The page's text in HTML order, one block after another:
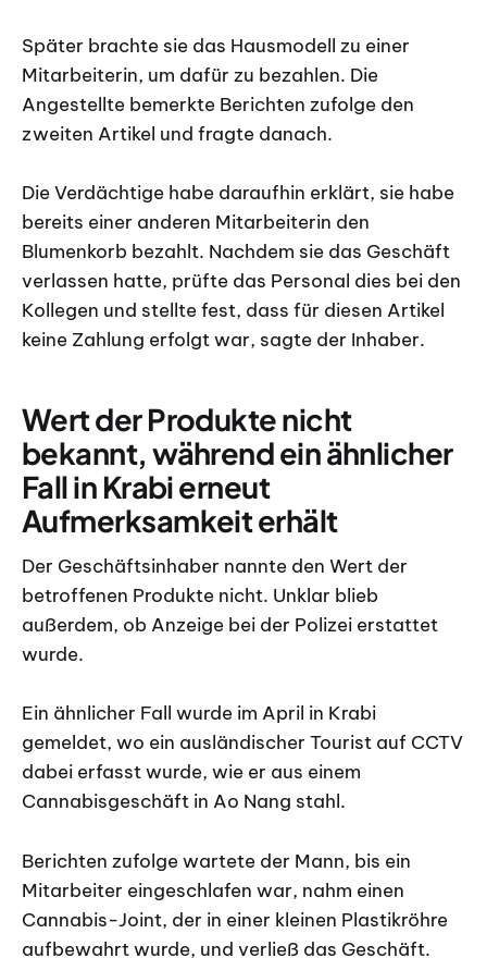
Später brachte sie das Hausmodell zu einer
Mitarbeiterin, um dafür zu bezahlen. Die
Angestellte bemerkte Berichten zufolge den
zweiten Artikel und fragte danach.
Die Verdächtige habe daraufhin erklärt, sie habe
bereits einer anderen Mitarbeiterin den
Blumenkorb bezahlt. Nachdem sie das Geschäft
verlassen hatte, prüfte das Personal dies bei den
Kollegen und stellte fest, dass für diesen Artikel
keine Zahlung erfolgt war, sagte der Inhaber.
Wert der Produkte nicht
bekannt, während ein ähnlicher
Fall in Krabi erneut
Aufmerksamkeit erhält
Der Geschäftsinhaber nannte den Wert der
betroffenen Produkte nicht. Unklar blieb
außerdem, ob Anzeige bei der Polizei erstattet
wurde.
Ein ähnlicher Fall wurde im April in Krabi
gemeldet, wo ein ausländischer Tourist auf CCTV
dabei erfasst wurde, wie er aus einem
Cannabisgeschäft in Ao Nang stahl.
Berichten zufolge wartete der Mann, bis ein
Mitarbeiter eingeschlafen war, nahm einen
Cannabis-Joint, der in einer kleinen Plastikröhre
aufbewahrt wurde, und verließ das Geschäft.